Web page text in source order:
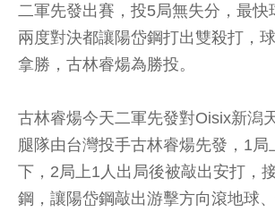
二軍先發出賽，投5局無失分，最快
兩度對決都讓陽岱鋼打出雙殺打，
拿勝，古林睿煬為勝投。
古林睿煬今天二軍先發對Oisix新潟
腿隊由台灣投手古林睿煬先發，1局
下，2局上1人出局後被敲出安打，
鋼，讓陽岱鋼敲出游擊方向滾地球、